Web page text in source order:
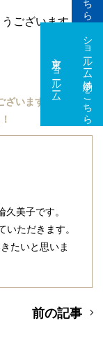
ショールーム予約はこちら
東京ショールーム 大阪ショールーム
ございます！そ
ざいます。
美子です。
ただきます。
たいと思いま
前の記事